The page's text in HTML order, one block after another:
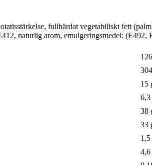
fullhärdat vegetabiliskt fett
naturlig arom, emulgeringsmedel: (E492,
15
6,3
38
33
4,6